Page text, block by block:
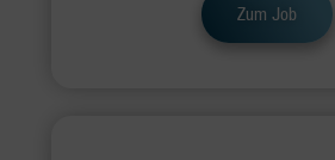
Zum Job